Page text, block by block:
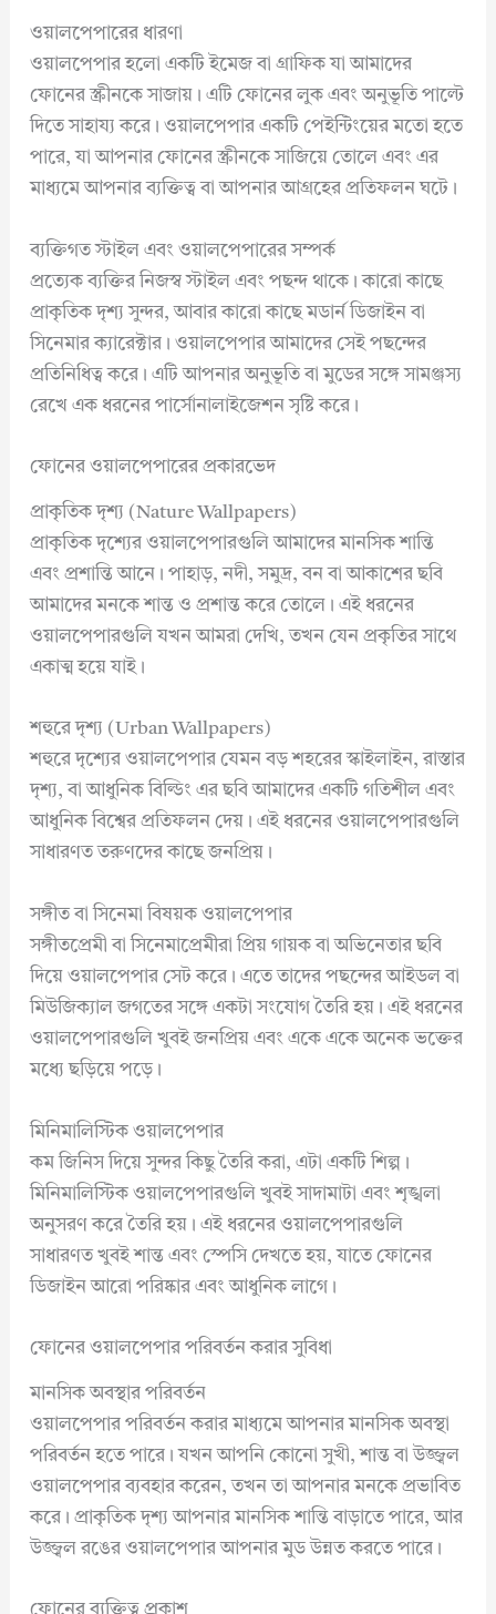
ওয়ালপেপারের ধারণা
ওয়ালপেপার হলো একটি ইমেজ বা গ্রাফিক যা আমাদের
ফোনের স্ক্রীনকে সাজায়। এটি ফোনের লুক এবং অনুভূতি পাল্টে
দিতে সাহায্য করে। ওয়ালপেপার একটি পেইন্টিংয়ের মতো হতে
পারে, যা আপনার ফোনের স্ক্রীনকে সাজিয়ে তোলে এবং এর
মাধ্যমে আপনার ব্যক্তিত্ব বা আপনার আগ্রহের প্রতিফলন ঘটে।
ব্যক্তিগত স্টাইল এবং ওয়ালপেপারের সম্পর্ক
প্রত্যেক ব্যক্তির নিজস্ব স্টাইল এবং পছন্দ থাকে। কারো কাছে
প্রাকৃতিক দৃশ্য সুন্দর, আবার কারো কাছে মডার্ন ডিজাইন বা
সিনেমার ক্যারেক্টার। ওয়ালপেপার আমাদের সেই পছন্দের
প্রতিনিধিত্ব করে। এটি আপনার অনুভূতি বা মুডের সঙ্গে সামঞ্জস্য
রেখে এক ধরনের পার্সোনালাইজেশন সৃষ্টি করে।
ফোনের ওয়ালপেপারের প্রকারভেদ
প্রাকৃতিক দৃশ্য (Nature Wallpapers)
প্রাকৃতিক দৃশ্যের ওয়ালপেপারগুলি আমাদের মানসিক শান্তি
এবং প্রশান্তি আনে। পাহাড়, নদী, সমুদ্র, বন বা আকাশের ছবি
আমাদের মনকে শান্ত ও প্রশান্ত করে তোলে। এই ধরনের
ওয়ালপেপারগুলি যখন আমরা দেখি, তখন যেন প্রকৃতির সাথে
একাত্ম হয়ে যাই।
শহুরে দৃশ্য (Urban Wallpapers)
শহুরে দৃশ্যের ওয়ালপেপার যেমন বড় শহরের স্কাইলাইন, রাস্তার
দৃশ্য, বা আধুনিক বিল্ডিং এর ছবি আমাদের একটি গতিশীল এবং
আধুনিক বিশ্বের প্রতিফলন দেয়। এই ধরনের ওয়ালপেপারগুলি
সাধারণত তরুণদের কাছে জনপ্রিয়।
সঙ্গীত বা সিনেমা বিষয়ক ওয়ালপেপার
সঙ্গীতপ্রেমী বা সিনেমাপ্রেমীরা প্রিয় গায়ক বা অভিনেতার ছবি
দিয়ে ওয়ালপেপার সেট করে। এতে তাদের পছন্দের আইডল বা
মিউজিক্যাল জগতের সঙ্গে একটা সংযোগ তৈরি হয়। এই ধরনের
ওয়ালপেপারগুলি খুবই জনপ্রিয় এবং একে একে অনেক ভক্তের
মধ্যে ছড়িয়ে পড়ে।
মিনিমালিস্টিক ওয়ালপেপার
কম জিনিস দিয়ে সুন্দর কিছু তৈরি করা, এটা একটি শিল্প।
মিনিমালিস্টিক ওয়ালপেপারগুলি খুবই সাদামাটা এবং শৃঙ্খলা
অনুসরণ করে তৈরি হয়। এই ধরনের ওয়ালপেপারগুলি
সাধারণত খুবই শান্ত এবং স্পেসি দেখতে হয়, যাতে ফোনের
ডিজাইন আরো পরিষ্কার এবং আধুনিক লাগে।
ফোনের ওয়ালপেপার পরিবর্তন করার সুবিধা
মানসিক অবস্থার পরিবর্তন
ওয়ালপেপার পরিবর্তন করার মাধ্যমে আপনার মানসিক অবস্থা
পরিবর্তন হতে পারে। যখন আপনি কোনো সুখী, শান্ত বা উজ্জ্বল
ওয়ালপেপার ব্যবহার করেন, তখন তা আপনার মনকে প্রভাবিত
করে। প্রাকৃতিক দৃশ্য আপনার মানসিক শান্তি বাড়াতে পারে, আর
উজ্জ্বল রঙের ওয়ালপেপার আপনার মুড উন্নত করতে পারে।